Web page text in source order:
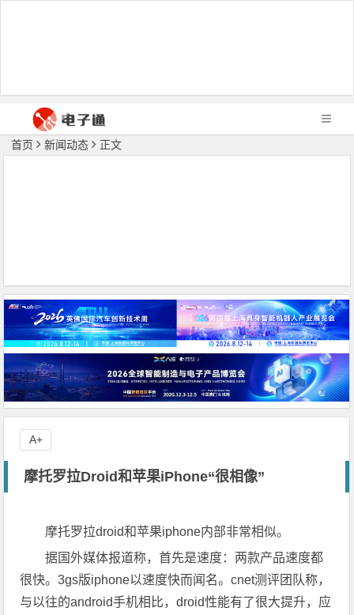
首页 新闻动态 正文
摩托罗拉Droid和苹果iPhone“很相像”
摩托罗拉droid和苹果iphone内部非常相似。
据国外媒体报道称，首先是速度：两款产品速度都
很快。3gs版iphone以速度快而闻名。cnet测评团队称，
与以往的android手机相比，droid性能有了很大提升，应
A+